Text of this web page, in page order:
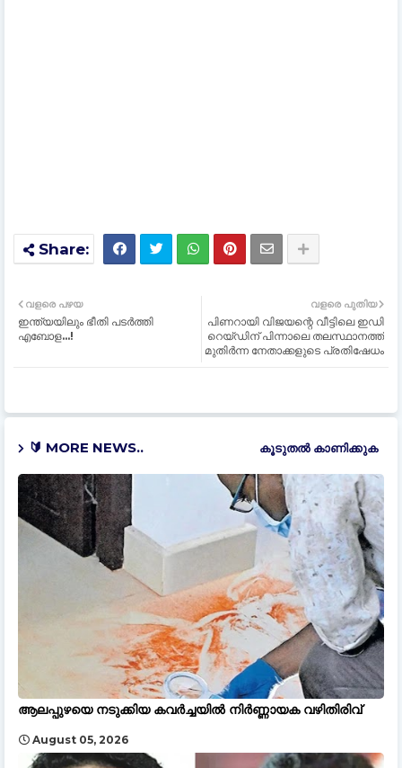
വളരെ പുതിയ
പിണറായി വിജയന്റെ വീട്ടിലെ ഇഡി
റെയ്ഡിന് പിന്നാലെ തലസ്ഥാനത്ത്
മുതിർന്ന നേതാക്കളുടെ പ്രതിഷേധം
വളരെ പഴയ
ഇന്ത്യയിലും ഭീതി പടർത്തി
എബോള...!
🔰 MORE NEWS.. കൂടുതൽ‍ കാണിക്കുക
ആലപ്പുഴയെ നടുക്കിയ കവർച്ചയിൽ നിർണ്ണായക വഴിതിരിവ്
August 05, 2026